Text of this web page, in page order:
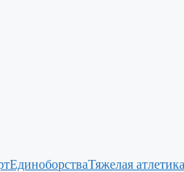
ЕдиноборстваТяжелая атлетика